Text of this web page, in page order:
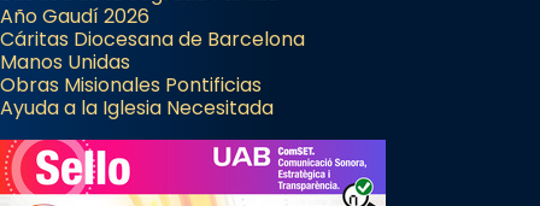
Año Gaudí 2026
Cáritas Diocesana de Barcelona
Manos Unidas
Obras Misionales Pontificias
Ayuda a la Iglesia Necesitada